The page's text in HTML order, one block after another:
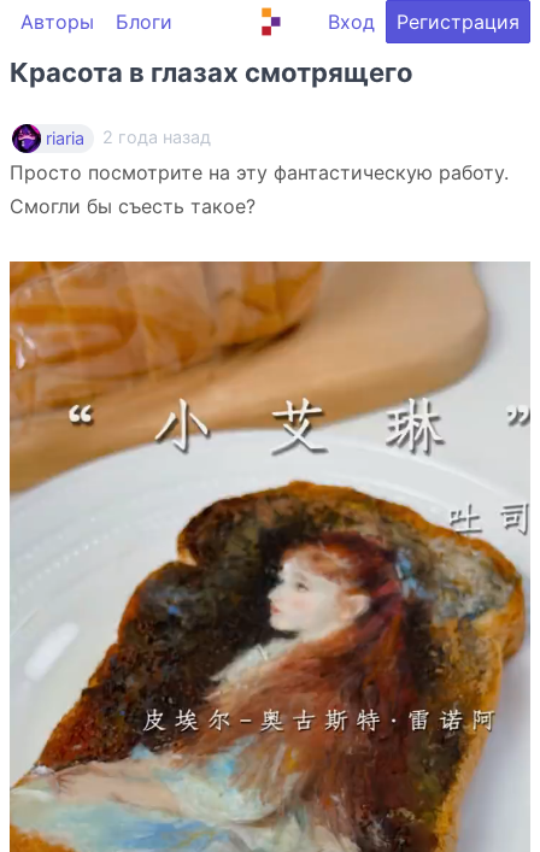
Авторы Блоги Вход Регистрация
Красота в глазах смотрящего
riaria 2 года назад
Просто посмотрите на эту фантастическую работу.
Смогли бы съесть такое?